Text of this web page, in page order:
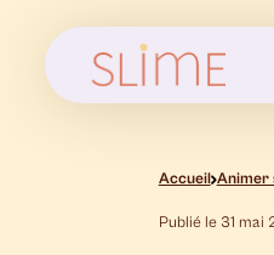
Accueil Animer
Publié le 31 mai